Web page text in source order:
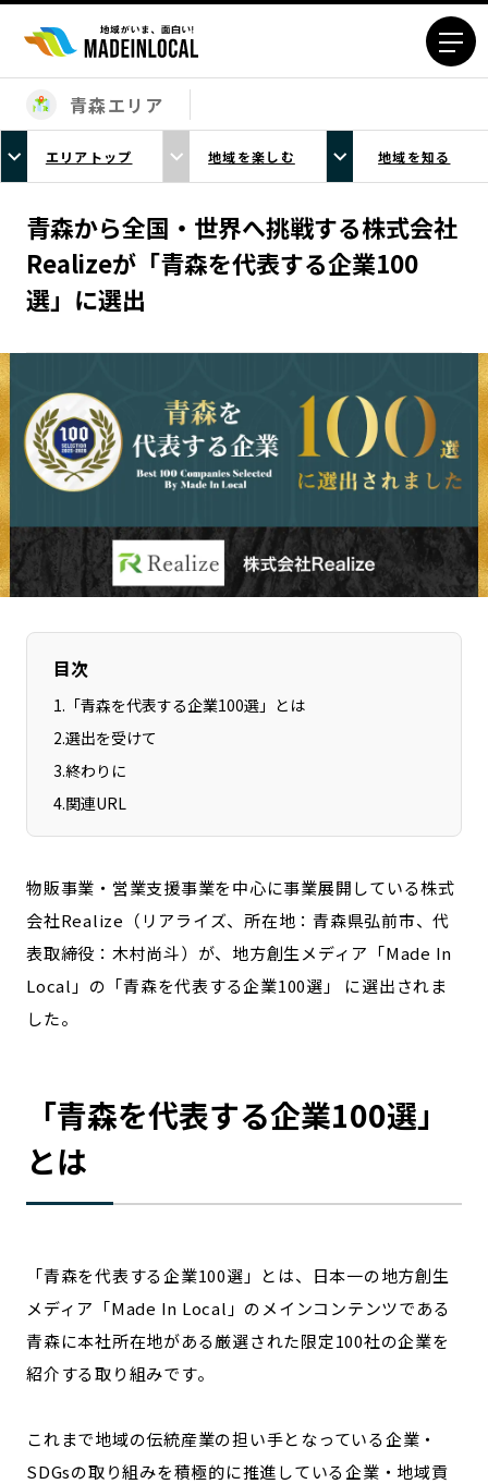
エリアから探す
北海道エリア
青森エリア
岩手エリア
宮城エリア
秋田エリア
山形エリア
福島エリア
茨城エリア
栃木エリア
埼玉エリア
千葉エリア
神奈川エリア
新潟エリア
富山エリア
石川エリア
福井エリア
山梨エリア
静岡エリア
愛知エリア
三重エリア
滋賀エリア
河内エリア
奈良エリア
和歌山エリア
鳥取エリア
高知エリア
福岡エリア
佐賀エリア
長崎エリア
熊本エリア
大分エリア
宮崎エリア
鹿児島エリア
沖縄エリア
カテゴリから探す
特集コンテンツ
Sporkle
「人」から探す
青森エリア
エリアトップ 地域を楽しむ 地域を知る
青森から全国・世界へ挑戦する株式会社
Realizeが「青森を代表する企業100
選」に選出
目次
1. 「青森を代表する企業100選」とは
2.選出を受けて
3.終わりに
4.関連URL
物販事業・営業支援事業を中心に事業展開している株式
会社Realize（リアライズ、所在地：青森県弘前市、代
表取締役：木村尚斗）が、地方創生メディア「Made In
Local」の「青森を代表する企業100選」 に選出されま
した。
「青森を代表する企業100選」
とは
「青森を代表する企業100選」とは、日本一の地方創生
メディア「Made In Local」のメインコンテンツである
青森に本社所在地がある厳選された限定100社の企業を
紹介する取り組みです。
これまで地域の伝統産業の担い手となっている企業・
SDGsの取り組みを積極的に推進している企業・地域貢